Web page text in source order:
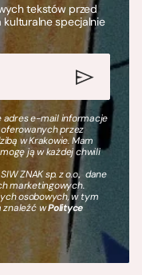
tekstów przed
kulturalne specjalnie
adres e-mail informacje
przez
w Krakowie. Mam
ją w każdej chwili
ZNAK sp. z o.o., dane
marketingowych.
osobowych, w tym
znaleźć wPolityce